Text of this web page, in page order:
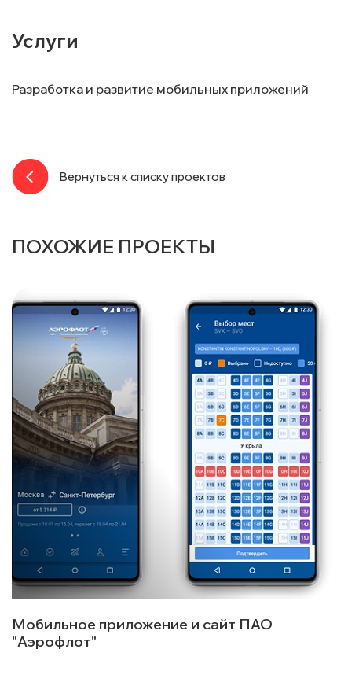
Услуги
Разработка и развитие мобильных приложений
Вернуться к списку проектов
ПОХОЖИЕ ПРОЕКТЫ
Мобильное приложение и сайт ПАО
"Аэрофлот"